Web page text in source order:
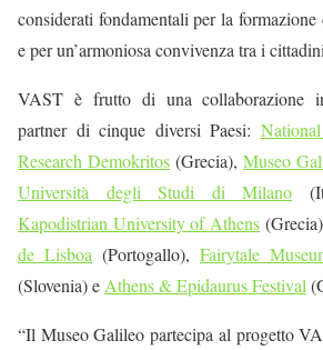
considerati fondamentali perla
e perun’armoniosa convivenza tra i cittadini
VAST è frutto di una collaborazione
partner di cinque diversi Paesi:
Research Demokritos (Grecia), Museo
Università degli Studi di Milano
Kapodistrian University of Athens (Grecia
de Lisboa (Portogallo), Fairytale
(Slovenia)e Athens & Epidaurus Festival
“Il Museo Galileo partecipa al progetto V